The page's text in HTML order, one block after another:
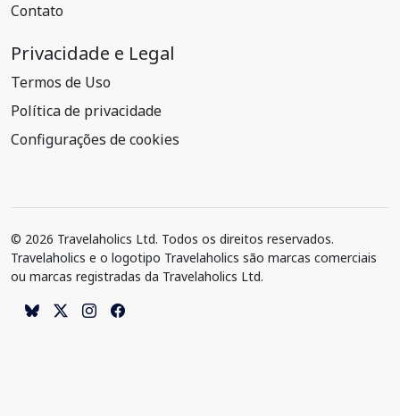
Contato
Privacidade e Legal
Termos de Uso
Política de privacidade
Configurações de cookies
© 2026 Travelaholics Ltd. Todos os direitos reservados.
Travelaholics e o logotipo Travelaholics são marcas comerciais
ou marcas registradas da Travelaholics Ltd.